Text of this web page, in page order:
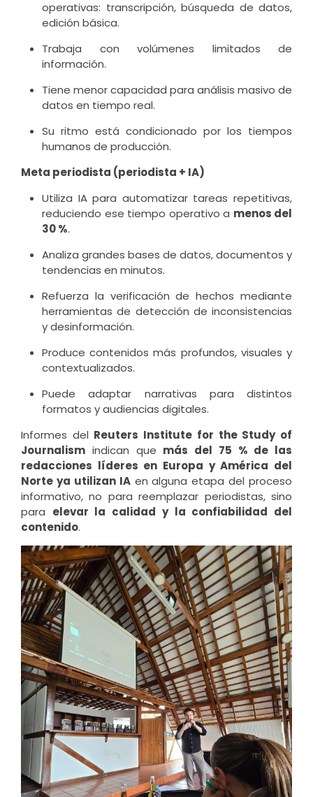
operativas: transcripción, búsqueda de datos,
edición básica.
Trabaja con volúmenes limitados de
información.
Tiene menor capacidad para análisis masivo de
datos en tiempo real.
Su ritmo está condicionado por los tiempos
humanos de producción.
Meta periodista (periodista + IA)
Utiliza IA para automatizar tareas repetitivas,
reduciendo ese tiempo operativo a menos del
30 %.
Analiza grandes bases de datos, documentos y
tendencias en minutos.
Refuerza la verificación de hechos mediante
herramientas de detección de inconsistencias
y desinformación.
Produce contenidos más profundos, visuales y
contextualizados.
Puede adaptar narrativas para distintos
formatos y audiencias digitales.
Informes del Reuters Institute for the Study of
Journalism indican que más del 75 % de las
redacciones líderes en Europa y América del
Norte ya utilizan IAen alguna etapa del proceso
informativo, no para reemplazar periodistas, sino
para elevar la calidad y la confiabilidad del
contenido.